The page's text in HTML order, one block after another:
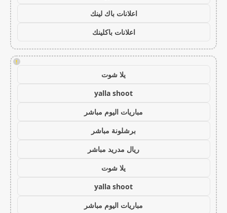
اعلانات باك لينك
اعلانات باكلينك
!
يلا شوت
yalla shoot
مباريات اليوم مباشر
برشلونة مباشر
ريال مدريد مباشر
يلا شوت
yalla shoot
مباريات اليوم مباشر